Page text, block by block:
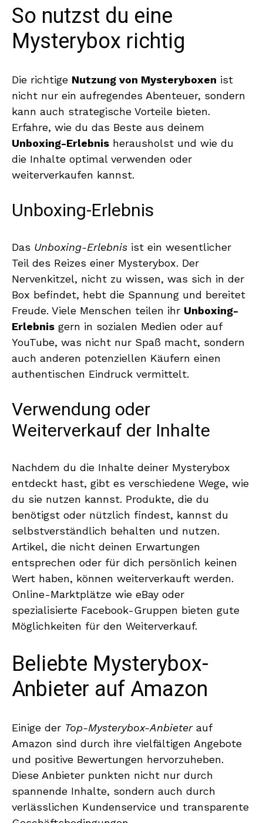
So nutzst du eine
Mysterybox richtig
Die richtige Nutzung von Mysteryboxen ist
nicht nur ein aufregendes Abenteuer, sondern
kann auch strategische Vorteile bieten.
Erfahre, wie du das Beste aus deinem
Unboxing-Erlebnis herausholst und wie du
die Inhalte optimal verwenden oder
weiterverkaufen kannst.
Unboxing-Erlebnis
Das Unboxing-Erlebnis ist ein wesentlicher
Teil des Reizes einer Mysterybox. Der
Nervenkitzel, nicht zu wissen, was sich in der
Box befindet, hebt die Spannung und bereitet
Freude. Viele Menschen teilen ihr Unboxing-
Erlebnis gern in sozialen Medien oder auf
YouTube, was nicht nur Spaß macht, sondern
auch anderen potenziellen Käufern einen
authentischen Eindruck vermittelt.
Verwendung oder
Weiterverkauf der Inhalte
Nachdem du die Inhalte deiner Mysterybox
entdeckt hast, gibt es verschiedene Wege, wie
du sie nutzen kannst. Produkte, die du
benötigst oder nützlich findest, kannst du
selbstverständlich behalten und nutzen.
Artikel, die nicht deinen Erwartungen
entsprechen oder für dich persönlich keinen
Wert haben, können weiterverkauft werden.
Online-Marktplätze wie eBay oder
spezialisierte Facebook-Gruppen bieten gute
Möglichkeiten für den Weiterverkauf.
Beliebte Mysterybox-
Anbieter auf Amazon
Einige der Top-Mysterybox-Anbieterauf
Amazon sind durch ihre vielfältigen Angebote
und positive Bewertungen hervorzuheben.
Diese Anbieter punkten nicht nur durch
spannende Inhalte, sondern auch durch
verlässlichen Kundenservice und transparente